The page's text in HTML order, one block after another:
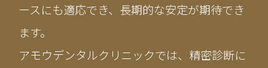
ースにも適応でき、長期的な安定が期待でき
ます。
アモウデンタルクリニックでは、精密診断に